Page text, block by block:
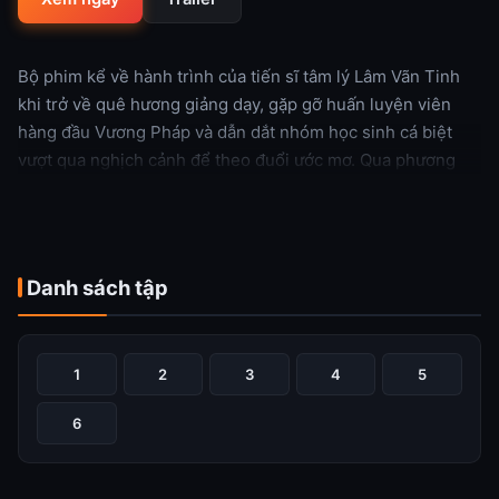
Bộ phim kể về hành trình của tiến sĩ tâm lý Lâm Vãn Tinh
khi trở về quê hương giảng dạy, gặp gỡ huấn luyện viên
hàng đầu Vương Pháp và dẫn dắt nhóm học sinh cá biệt
vượt qua nghịch cảnh để theo đuổi ước mơ. Qua phương
Xem thêm
Danh sách tập
1 2 3 4 5
6